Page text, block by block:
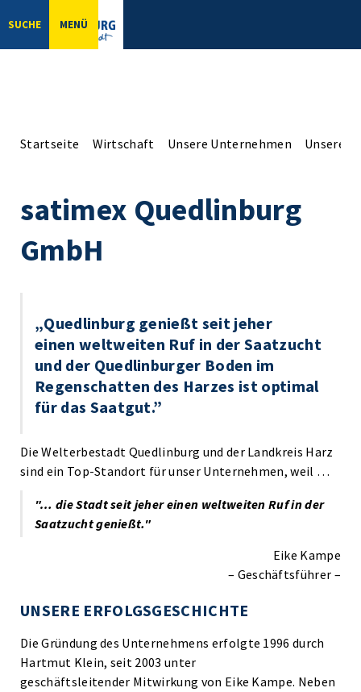
SUCHE MENÜ
Startseite Wirtschaft Unsere Unternehmen Unsere
satimex Quedlinburg
GmbH
„Quedlinburg genießt seit jeher
einen weltweiten Ruf in der Saatzucht
und der Quedlinburger Boden im
Regenschatten des Harzes ist optimal
für das Saatgut.”
Die Welterbestadt Quedlinburg und der Landkreis Harz
sind ein Top-Standort für unser Unternehmen, weil …
"… die Stadt seit jeher einen weltweiten Ruf in der
Saatzucht genießt."
Eike Kampe
– Geschäftsführer –
UNSERE ERFOLGSGESCHICHTE
Die Gründung des Unternehmens erfolgte 1996 durch
Hartmut Klein, seit 2003 unter
geschäftsleitender Mitwirkung von Eike Kampe. Neben